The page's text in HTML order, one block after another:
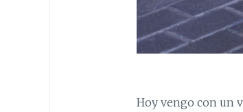
Hoy vengo con un